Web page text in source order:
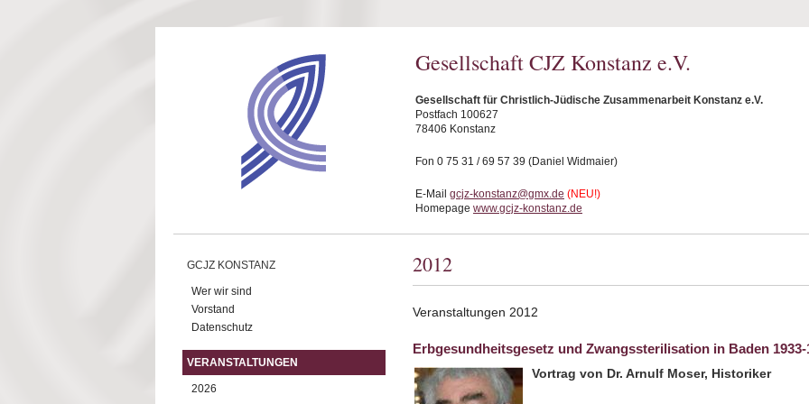
Gesellschaft CJZ Konstanz e.V.
Gesellschaft für Christlich-Jüdische Zusammenarbeit Konstanz e.V.
Postfach 100627
78406 Konstanz
Fon 0 75 31 / 69 57 39 (Daniel Widmaier)
E-Mail gcjz-konstanz@gmx.de (NEU!)
Homepage www.gcjz-konstanz.de
GCJZ KONSTANZ
Wer wir sind
Vorstand
Datenschutz
VERANSTALTUNGEN
2026
2012
Veranstaltungen 2012
Erbgesundheitsgesetz und Zwangssterilisation in Baden 1933-
Vortrag von Dr. Arnulf Moser, Historiker